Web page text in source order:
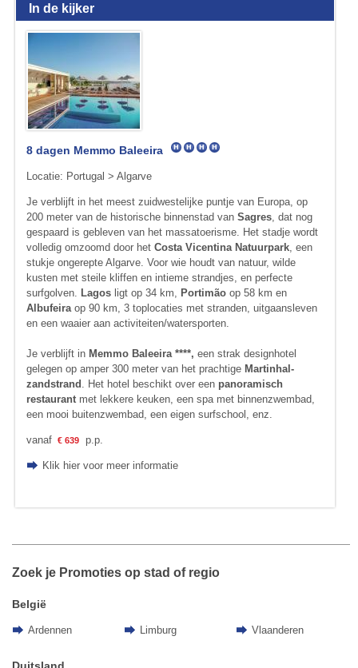
In de kijker
8 dagen Memmo Baleeira
Locatie: Portugal > Algarve
Je verblijft in het meest zuidwestelijke puntje van Europa, op
200 meter van de historische binnenstad vanSagres, dat nog
gespaard is gebleven van het massatoerisme. Het stadje wordt
vol­ledig omzoomd door hetCosta Vicentina Natuurpark, een
stukje on­gerepte Algarve. Voor wie houdt van natuur, wilde
kusten met steile kliffen en intieme strandjes, en perfecte
surfgolven. Lagos ligt op 34 km, Portimãoop 58 km en
Albufeiraop 90 km, 3 toplocaties met stranden, uitgaansleven
en een waaier aan activiteiten/watersporten.
Je verblijft in Memmo Baleeira ****, een strak designhotel
gelegen op amper 300 meter van het prachtige Martinhal-
zandstrand . Het hotel beschikt over een panoramisch
restaurant met lekkere keuken, een spa met binnenzwembad,
een mooi buitenzwembad, een eigen surfschool, enz.
vanaf € 639 p.p.
Klik hier voor meer informatie
Zoek je Promoties op stad of regio
België
Ardennen Limburg Vlaanderen